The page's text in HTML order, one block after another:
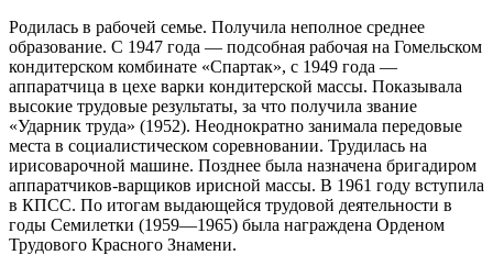
Родилась в рабочей семье. Получила неполное среднее
образование. С 1947 года — подсобная рабочая на Гомельском
кондитерском комбинате «Спартак», с 1949 года —
аппаратчица в цехе варки кондитерской массы. Показывала
высокие трудовые результаты, за что получила звание
«Ударник труда» (1952). Неоднократно занимала передовые
места в социалистическом соревновании. Трудилась на
ирисоварочной машине. Позднее была назначена бригадиром
аппаратчиков-варщиков ирисной массы. В 1961 году вступила
в КПСС. По итогам выдающейся трудовой деятельности в
годы Семилетки (1959—1965) была награждена Орденом
Трудового Красного Знамени.